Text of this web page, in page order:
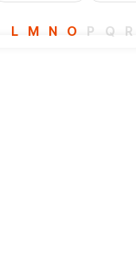
L M N O P Q R